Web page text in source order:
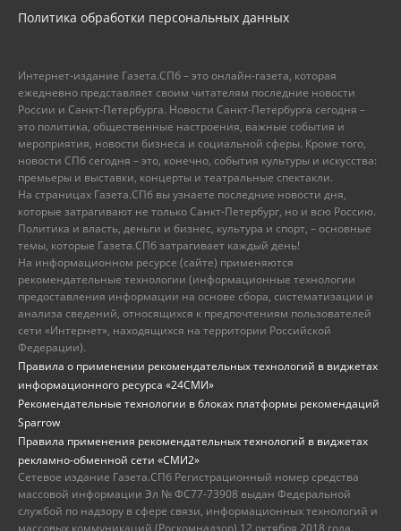
Политика обработки персональных данных
Интернет-издание Газета.СПб – это онлайн-газета, которая
ежедневно представляет своим читателям последние новости
России и Санкт-Петербурга. Новости Санкт-Петербурга сегодня –
это политика, общественные настроения, важные события и
мероприятия, новости бизнеса и социальной сферы. Кроме того,
новости СПб сегодня – это, конечно, события культуры и искусства:
премьеры и выставки, концерты и театральные спектакли.
На страницах Газета.СПб вы узнаете последние новости дня,
которые затрагивают не только Санкт-Петербург, но и всю Россию.
Политика и власть, деньги и бизнес, культура и спорт, – основные
темы, которые Газета.СПб затрагивает каждый день!
На информационном ресурсе (сайте) применяются
рекомендательные технологии (информационные технологии
предоставления информации на основе сбора, систематизации и
анализа сведений, относящихся к предпочтениям пользователей
сети «Интернет», находящихся на территории Российской
Федерации).
Правила о применении рекомендательных технологий в виджетах
информационного ресурса «24СМИ»
Рекомендательные технологии в блоках платформы рекомендаций
Sparrow
Правила применения рекомендательных технологий в виджетах
рекламно-обменной сети «СМИ2»
Сетевое издание Газета.СПб Регистрационный номер средства
массовой информации Эл № ФС77-73908 выдан Федеральной
службой по надзору в сфере связи, информационных технологий и
массовых коммуникаций (Роскомнадзор) 12 октября 2018 года.